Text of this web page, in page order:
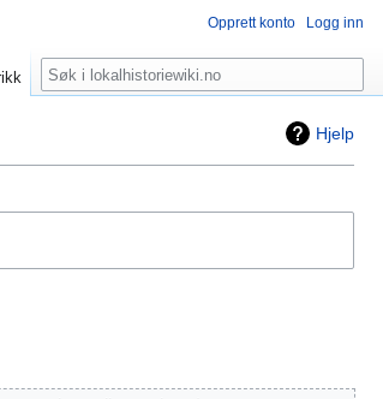
Hjelp
Opprett konto Logg inn
Søk